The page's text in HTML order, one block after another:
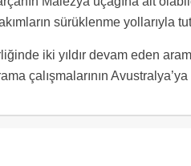
sürüklenme yollarıyla
iki yıldır devam eden
çalışmalarının